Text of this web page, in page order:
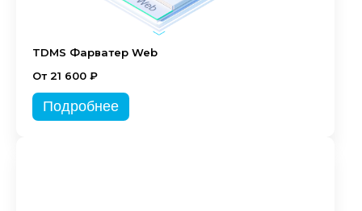
TDMS Фарватер Web
От 21 600 ₽
Подробнее